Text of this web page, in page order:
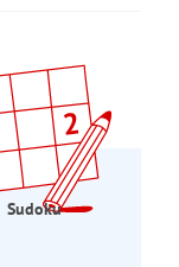
Sudoku